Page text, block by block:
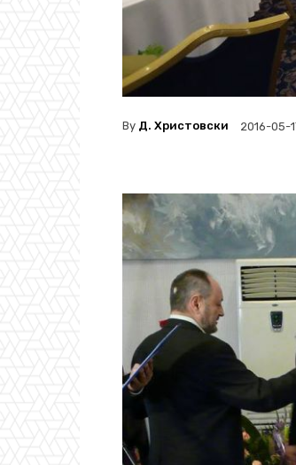
By Д. Христовски 2016-05-